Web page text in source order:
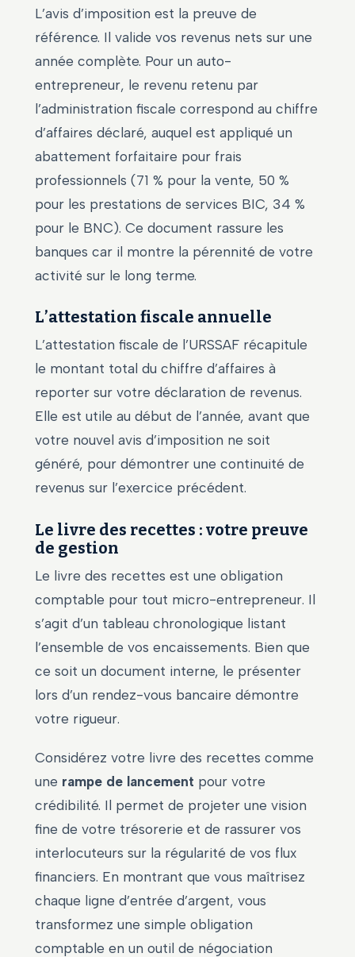
L’avis d’imposition est la preuve de
référence. Il valide vos revenus nets sur une
année complète. Pour un auto-
entrepreneur, le revenu retenu par
l’administration fiscale correspond au chiffre
d’affaires déclaré, auquel est appliqué un
abattement forfaitaire pour frais
professionnels (71 % pour la vente, 50 %
pour les prestations de services BIC, 34 %
pour le BNC). Ce document rassure les
banques car il montre la pérennité de votre
activité sur le long terme.
L’attestation fiscale annuelle
L’attestation fiscale de l’URSSAF récapitule
le montant total du chiffre d’affaires à
reporter sur votre déclaration de revenus.
Elle est utile au début de l’année, avant que
votre nouvel avis d’imposition ne soit
généré, pour démontrer une continuité de
revenus sur l’exercice précédent.
Le livre des recettes : votre preuve
de gestion
Le livre des recettes est une obligation
comptable pour tout micro-entrepreneur. Il
s’agit d’un tableau chronologique listant
l’ensemble de vos encaissements. Bien que
ce soit un document interne, le présenter
lors d’un rendez-vous bancaire démontre
votre rigueur.
Considérez votre livre des recettes comme
une rampe de lancement pour votre
crédibilité. Il permet de projeter une vision
fine de votre trésorerie et de rassurer vos
interlocuteurs sur la régularité de vos flux
financiers. En montrant que vous maîtrisez
chaque ligne d’entrée d’argent, vous
transformez une simple obligation
comptable en un outil de négociation